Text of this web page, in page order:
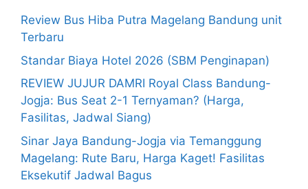
Review Bus Hiba Putra Magelang Bandung unit
Terbaru
Standar Biaya Hotel 2026 (SBM Penginapan)
REVIEW JUJUR DAMRI Royal Class Bandung-
Jogja: Bus Seat 2-1 Ternyaman? (Harga,
Fasilitas, Jadwal Siang)
Sinar Jaya Bandung-Jogja via Temanggung
Magelang: Rute Baru, Harga Kaget! Fasilitas
Eksekutif Jadwal Bagus